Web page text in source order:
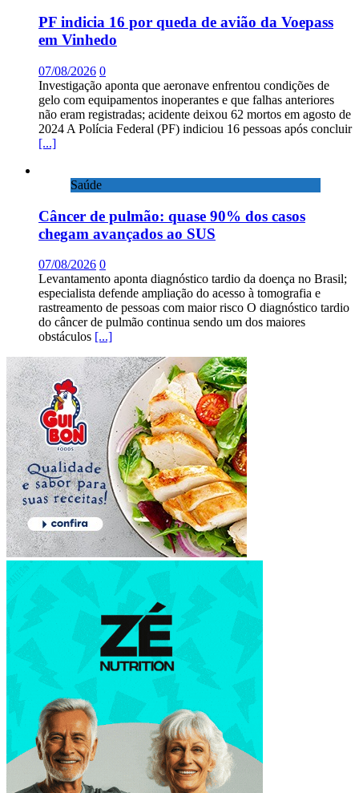
PF indicia 16 por queda de avião da Voepass
em Vinhedo
07/08/2026 0
Investigação aponta que aeronave enfrentou condições de
gelo com equipamentos inoperantes e que falhas anteriores
não eram registradas; acidente deixou 62 mortos em agosto de
2024 A Polícia Federal (PF) indiciou 16 pessoas após concluir
[...]
Saúde
Câncer de pulmão: quase 90% dos casos
chegam avançados ao SUS
07/08/2026 0
Levantamento aponta diagnóstico tardio da doença no Brasil;
especialista defende ampliação do acesso à tomografia e
rastreamento de pessoas com maior risco O diagnóstico tardio
do câncer de pulmão continua sendo um dos maiores
obstáculos [...]